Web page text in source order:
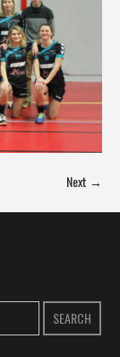
Next →
SEARCH